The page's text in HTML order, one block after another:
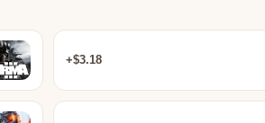
$3.18+